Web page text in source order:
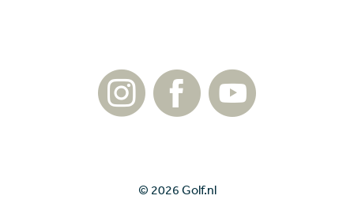
© 2026 Golf.nl